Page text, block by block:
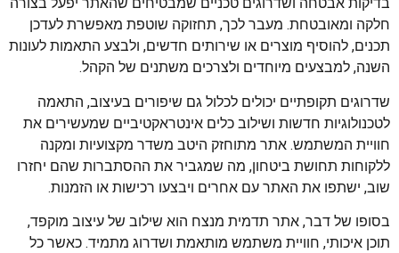
בדיקות אבטחה ושדרוגים טכניים שמבטיחים שהאתר יפעל בצורה
חלקה ומאובטחת. מעבר לכך, תחזוקה שוטפת מאפשרת לעדכן
תכנים, להוסיף מוצרים או שירותים חדשים, ולבצע התאמות לעונות
השנה, למבצעים מיוחדים ולצרכים משתנים של הקהל.
שדרוגים תקופתיים יכולים לכלול גם שיפורים בעיצוב, התאמה
לטכנולוגיות חדשות ושילוב כלים אינטראקטיביים שמעשירים את
חוויית המשתמש. אתר מתוחזק היטב משדר מקצועיות ומקנה
ללקוחות תחושת ביטחון, מה שמגביר את ההסתברות שהם יחזרו
שוב, ישתפו את האתר עם אחרים ויבצעו רכישות או הזמנות.
בסופו של דבר, אתר תדמית מנצח הוא שילוב של עיצוב מוקפד,
תוכן איכותי, חוויית משתמש מותאמת ושדרוג מתמיד. כאשר כל